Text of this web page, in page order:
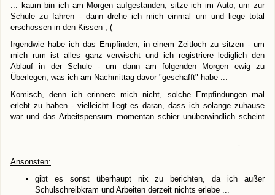
... kaum bin ich am Morgen aufgestanden, sitze ich im Auto, um zur
Schule zu fahren - dann drehe ich mich einmal um und liege total
erschossen in den Kissen ;-(
Irgendwie habe ich das Empfinden, in einem Zeitloch zu sitzen - um
mich rum ist alles ganz verwischt und ich registriere lediglich den
Ablauf in der Schule - um dann am folgenden Morgen ewig zu
Überlegen, was ich am Nachmittag davor "geschafft" habe ...
Komisch, denn ich erinnere mich nicht, solche Empfindungen mal
erlebt zu haben - vielleicht liegt es daran, dass ich solange zuhause
war und das Arbeitspensum momentan schier unüberwindlich scheint
_______________________________________________-
Ansonsten:
gibt es sonst überhaupt nix zu berichten, da ich außer
Schulschreibkram und Arbeiten derzeit nichts erlebe ...